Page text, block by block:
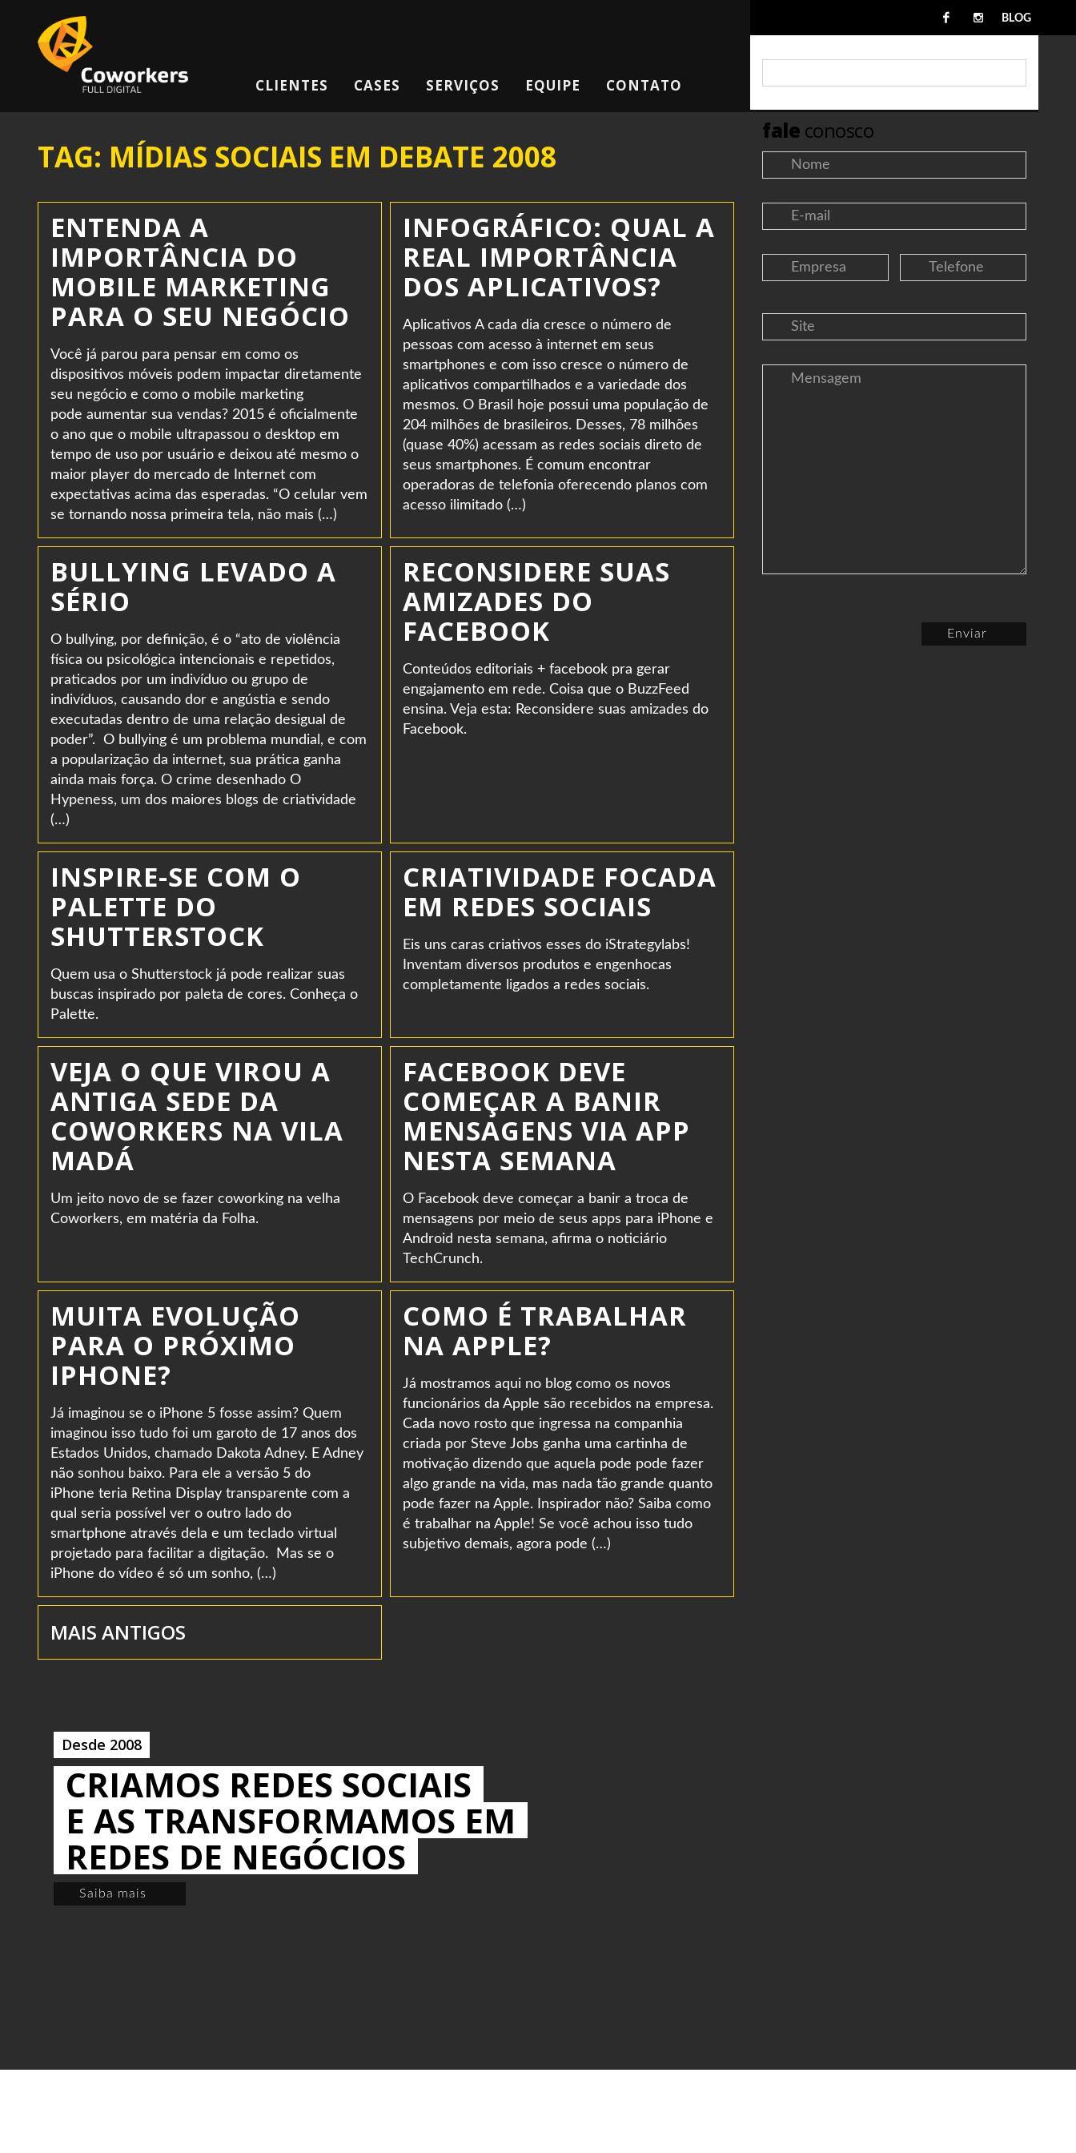
BLOG
CLIENTES CASES SERVIÇOS EQUIPE CONTATO
fale conosco
Enviar
TAG: MÍDIAS SOCIAIS EM DEBATE 2008
ENTENDA A
IMPORTÂNCIA DO
MOBILE MARKETING
PARA O SEU NEGÓCIO
Você já parou para pensar em como os
dispositivos móveis podem impactar diretamente
seu negócio e como o mobile marketing
pode aumentar sua vendas? 2015 é oficialmente
o ano que o mobile ultrapassou o desktop em
tempo de uso por usuário e deixou até mesmo o
maior player do mercado de Internet com
expectativas acima das esperadas. “O celular vem
se tornando nossa primeira tela, não mais (…)
INFOGRÁFICO: QUAL A
REAL IMPORTÂNCIA
DOS APLICATIVOS?
Aplicativos A cada dia cresce o número de
pessoas com acesso à internet em seus
smartphones e com isso cresce o número de
aplicativos compartilhados e a variedade dos
mesmos. O Brasil hoje possui uma população de
204 milhões de brasileiros. Desses, 78 milhões
(quase 40%) acessam as redes sociais direto de
seus smartphones. É comum encontrar
operadoras de telefonia oferecendo planos com
acesso ilimitado (…)
BULLYING LEVADO A
SÉRIO
O bullying, por definição, é o “ato de violência
física ou psicológica intencionais e repetidos,
praticados por um indivíduo ou grupo de
indivíduos, causando dor e angústia e sendo
executadas dentro de uma relação desigual de
poder”. O bullying é um problema mundial, e com
a popularização da internet, sua prática ganha
ainda mais força. O crime desenhado O
Hypeness, um dos maiores blogs de criatividade
(…)
RECONSIDERE SUAS
AMIZADES DO
FACEBOOK
Conteúdos editoriais + facebook pra gerar
engajamento em rede. Coisa que o BuzzFeed
ensina. Veja esta: Reconsidere suas amizades do
Facebook.
INSPIRE-SE COM O
PALETTE DO
SHUTTERSTOCK
Quem usa o Shutterstock já pode realizar suas
buscas inspirado por paleta de cores. Conheça o
Palette.
CRIATIVIDADE FOCADA
EM REDES SOCIAIS
Eis uns caras criativos esses do iStrategylabs!
Inventam diversos produtos e engenhocas
completamente ligados a redes sociais.
VEJA O QUE VIROU A
ANTIGA SEDE DA
COWORKERS NA VILA
MADÁ
Um jeito novo de se fazer coworking na velha
Coworkers, em matéria da Folha.
FACEBOOK DEVE
COMEÇAR A BANIR
MENSAGENS VIA APP
NESTA SEMANA
O Facebook deve começar a banir a troca de
mensagens por meio de seus apps para iPhone e
Android nesta semana, afirma o noticiário
TechCrunch.
MUITA EVOLUÇÃO
PARA O PRÓXIMO
IPHONE?
Já imaginou se o iPhone 5 fosse assim? Quem
imaginou isso tudo foi um garoto de 17 anos dos
Estados Unidos, chamado Dakota Adney. E Adney
não sonhou baixo. Para ele a versão 5 do
iPhone teria Retina Display transparente com a
qual seria possível ver o outro lado do
smartphone através dela e um teclado virtual
projetado para facilitar a digitação. Mas se o
iPhone do vídeo é só um sonho, (…)
COMO É TRABALHAR
NA APPLE?
Já mostramos aqui no blog como os novos
funcionários da Apple são recebidos na empresa.
Cada novo rosto que ingressa na companhia
criada por Steve Jobs ganha uma cartinha de
motivação dizendo que aquela pode pode fazer
algo grande na vida, mas nada tão grande quanto
pode fazer na Apple. Inspirador não? Saiba como
é trabalhar na Apple! Se você achou isso tudo
subjetivo demais, agora pode (…)
MAIS ANTIGOS
Desde 2008
CRIAMOS REDES SOCIAIS
E AS TRANSFORMAMOS EM
REDES DE NEGÓCIOS
Saiba mais